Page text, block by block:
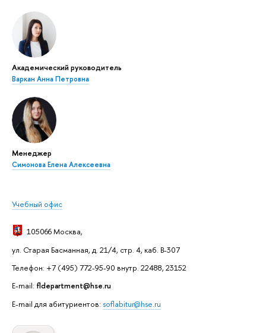
Академический руководитель
Варкан Анна Петровна
Менеджер
Симонова Елена Алексеевна
Учебный офис
105066 Москва,
ул. Старая Басманная, д. 21/4, стр. 4, каб. В-307
Телефон: +7 (495) 772-95-90 внутр. 22488, 23152
E-mail: fldepartment@hse.ru
E-mail для абитуриентов: soflabitur@hse.ru